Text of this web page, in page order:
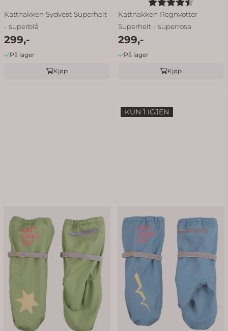
Kattnakken Sydvest Superhelt
- superblå
299,-
På lager
Kjøp
Kattnakken Regnvotter
Superhelt - superrosa
299,-
På lager
Kjøp
KUN 1 IGJEN